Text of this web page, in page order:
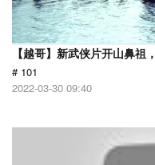
【越哥】新武侠片开山鼻祖
# 101
2022-03-30 09:40